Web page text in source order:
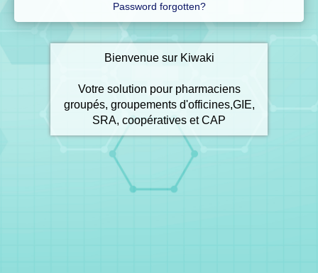
Password forgotten?
Bienvenue sur Kiwaki
Votre solution pour pharmaciens
groupés, groupements d'officines,GIE,
SRA, coopératives et CAP